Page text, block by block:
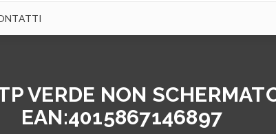
VERDE NON
EAN:4015867146897